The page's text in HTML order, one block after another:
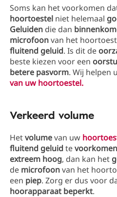
Soms kan het voorkomen
hoortoestel niet helemaal
Geluiden die dan
microfoonvan het
fluitend geluid. Is dit de
beste kiezen voor een
betere pasvorm. Wij helpen
van uw hoortoestel.
Verkeerd volume
Hetvolumevan uw
fluitend geluidtevoorkomen
extreem hoog, dan kan het
de microfoonvan het
een piep. Zorg er dus voor
hoorapparaat beperkt.